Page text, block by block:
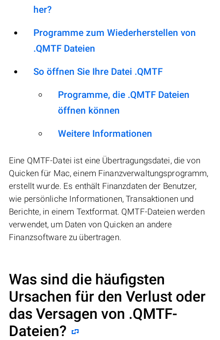
her?
Programme zum Wiederherstellen von
.QMTF Dateien
So öffnen Sie Ihre Datei .QMTF
Programme, die .QMTF Dateien
öffnen können
Weitere Informationen
Eine QMTF-Datei ist eine Übertragungsdatei, die von
Quicken für Mac, einem Finanzverwaltungsprogramm,
erstellt wurde. Es enthält Finanzdaten der Benutzer,
wie persönliche Informationen, Transaktionen und
Berichte, in einem Textformat. QMTF-Dateien werden
verwendet, um Daten von Quicken an andere
Finanzsoftware zu übertragen.
Was sind die häufigsten
Ursachen für den Verlust oder
das Versagen von .QMTF-
Dateien?